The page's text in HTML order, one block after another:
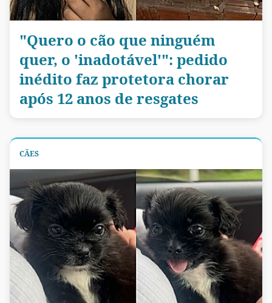
"Quero o cão que ninguém
quer, o 'inadotável'": pedido
inédito faz protetora chorar
após 12 anos de resgates
CÃES